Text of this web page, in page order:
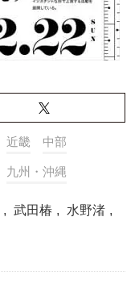
近畿 中部
九州・沖縄
, 武田椿 , 水野渚 ,